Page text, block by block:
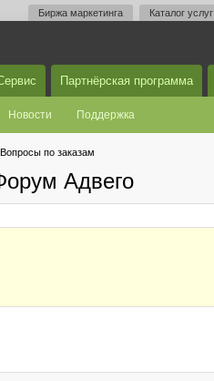
Биржа маркетинга Каталог услуг
Партнёрская программа
Новости Поддержка
по заказам
Адвего